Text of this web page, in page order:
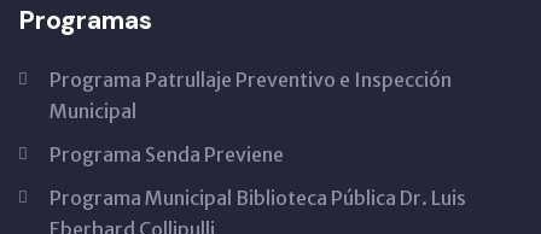
Programas
Programa Patrullaje Preventivo e Inspección
Municipal
Programa Senda Previene
Programa Municipal Biblioteca Pública Dr. Luis
Eberhard Collipulli